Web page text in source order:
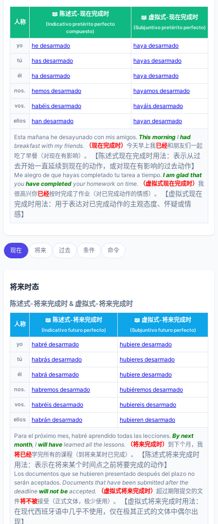
人称
📖 陈述式-现在完成时
(Indicativo pretérito perfecto
compuesto)
📖 虚拟式-现在完成时
(Subjuntivo pretérito perfecto)
yo he desarmado haya desarmado
tú has desarmado hayas desarmado
él ha desarmado haya desarmado
nos. hemos desarmado hayamos desarmado
vos. habéis desarmado hayáis desarmado
ellos han desarmado hayan desarmado
Esta mañana he desayunado con mis amigos. This morning I had
breakfast with my friends.
（现在完成时） 今天早上我已经和朋友们一起
吃了早餐（对现在有影响）。
【陈述式现在完成时用法：表示从过
去开始一直延续到现在的动作，或对现在有影响的过去动作】
Me alegro de que hayas completado tu tarea a tiempo. I am glad that
you have completed your homework on time. （虚拟式现在完成时） 我
很高兴你已经按时完成了作业（对已完成动作的情感）。
【虚拟式现在
完成时用法：用于表达对已完成动作的主观态度、怀疑或情
感】
现在 将来 过去 条件 命令
将来时态
陈述式-将来完成时 & 虚拟式-将来完成时
人称
📖 陈述式-将来完成时
(Indicativo futuro perfecto)
📖 虚拟式-将来完成时
(Subjuntivo futuro perfecto)
yo habré desarmado hubiere desarmado
tú habrás desarmado hubieres desarmado
él habrá desarmado hubiere desarmado
nos. habremos desarmado hubiéremos desarmado
vos. habréis desarmado hubiereis desarmado
ellos habrán desarmado hubieren desarmado
Para el próximo mes, habré aprendido todas las lecciones. By next
month, I will have learned all the lessons. （将来完成时） 到下个月，我
将已经学完所有的课程（到将来某时已完成）。
【陈述式将来完成时
用法：表示在将来某个时间点之前将要完成的动作】
Los documentos que se hubieren presentado después del plazo no
serán aceptados. Documents that have been submitted after the
deadline will not be accepted. （虚拟式将来完成时） 超过期限提交的文
件将不被接受（正式文体，极少使用）。
【虚拟式将来完成时用法：
在现代西班牙语中几乎不使用，仅在极其正式的文体中偶尔出
现】